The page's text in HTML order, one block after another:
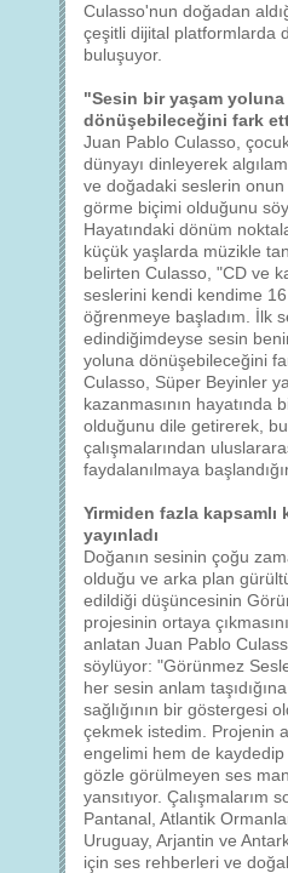
Culasso'nun doğadan
çeşitli dijital platformlarda
buluşuyor.
"Sesin bir yaşam yoluna
dönüşebileceğini fark
Juan Pablo Culasso,
dünyayı dinleyerek
ve doğadaki seslerin
görme biçimi olduğunu
Hayatındaki dönüm
küçük yaşlarda müzikle
belirten Culasso, "CD ve
seslerini kendi kendime
öğrenmeye başladım. İlk
edindiğimdeyse sesin
yoluna dönüşebileceğini
Culasso, Süper Beyinler
kazanmasının hayatında
olduğunu dile getirerek,
çalışmalarından
faydalanılmaya
Yirmiden fazla kapsamlı
yayınladı
Doğanın sesinin çoğu
olduğu ve arka plan
edildiği düşüncesinin
projesinin ortaya
anlatan Juan Pablo
söylüyor: "Görünmez
her sesin anlam
sağlığının bir göstergesi
çekmek istedim. Projenin
engelimi hem de kaydedip
gözle görülmeyen ses
yansıtıyor. Çalışmalarım
Pantanal, Atlantik
Uruguay, Arjantin ve
için ses rehberleri ve